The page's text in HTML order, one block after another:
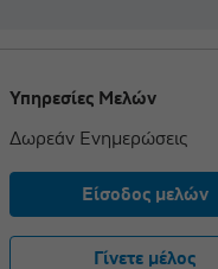
Υπηρεσίες Μελών
Δωρεάν Ενημερώσεις
Είσοδος μελών
Γίνετε μέλος